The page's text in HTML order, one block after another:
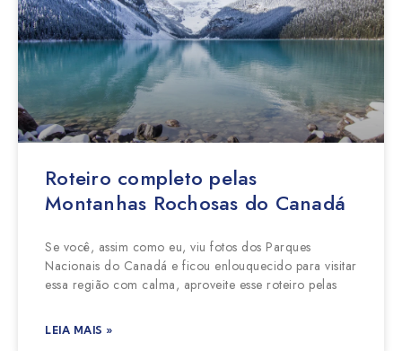
Roteiro completo pelas
Montanhas Rochosas do Canadá
Se você, assim como eu, viu fotos dos Parques
Nacionais do Canadá e ficou enlouquecido para visitar
essa região com calma, aproveite esse roteiro pelas
LEIA MAIS »